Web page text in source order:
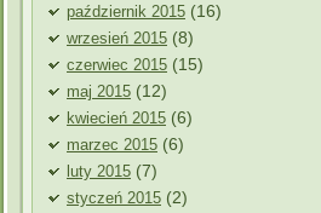
październik 2015 (16)
wrzesień 2015 (8)
czerwiec 2015 (15)
maj 2015 (12)
kwiecień 2015 (6)
marzec 2015 (6)
luty 2015 (7)
styczeń 2015 (2)